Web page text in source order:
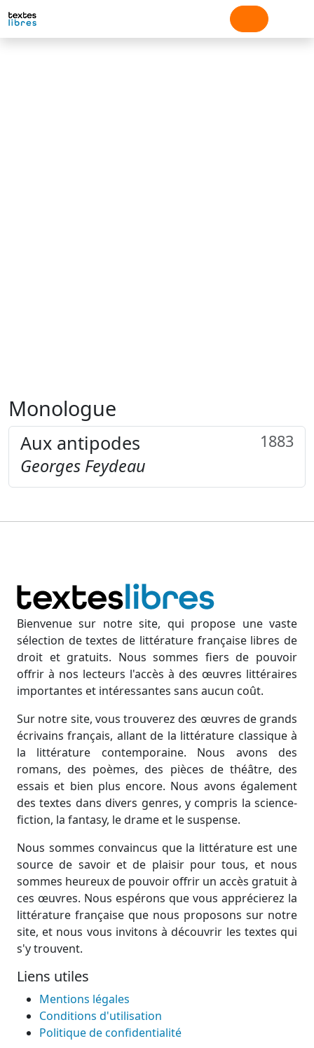
Monologue
Aux antipodes 1883
Georges Feydeau
Bienvenue sur notre site, qui propose une vaste
sélection de textes de littérature française libres de
droit et gratuits. Nous sommes fiers de pouvoir
offrir à nos lecteurs l'accès à des œuvres littéraires
importantes et intéressantes sans aucun coût.
Sur notre site, vous trouverez des œuvres de grands
écrivains français, allant de la littérature classique à
la littérature contemporaine. Nous avons des
romans, des poèmes, des pièces de théâtre, des
essais et bien plus encore. Nous avons également
des textes dans divers genres, y compris la science-
fiction, la fantasy, le drame et le suspense.
Nous sommes convaincus que la littérature est une
source de savoir et de plaisir pour tous, et nous
sommes heureux de pouvoir offrir un accès gratuit à
ces œuvres. Nous espérons que vous apprécierez la
littérature française que nous proposons sur notre
site, et nous vous invitons à découvrir les textes qui
s'y trouvent.
Liens utiles
Mentions légales
Conditions d'utilisation
Politique de confidentialité